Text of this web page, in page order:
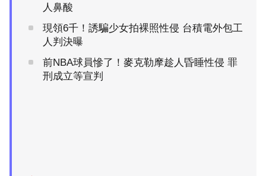
人鼻酸
現領6千！誘騙少女拍裸照性侵 台積電外包工
人判決曝
前NBA球員慘了！麥克勒摩趁人昏睡性侵 罪
刑成立等宣判